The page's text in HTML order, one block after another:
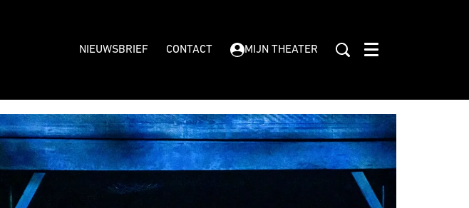
NIEUWSBRIEF CONTACT MIJN THEATER Menu